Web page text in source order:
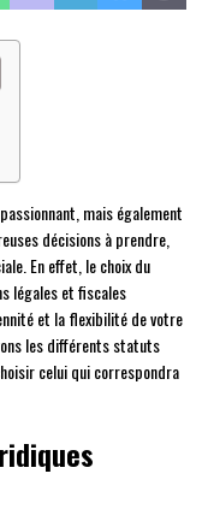
mais également
décisions à prendre,
En effet, le choix du
légales et fiscales
et la flexibilité de votre
les différents statuts
celui qui correspondra